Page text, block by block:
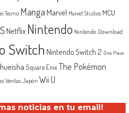
Tecmo MangaMarvel Marvel Studios MCU
Netflix Nintendo Nintendo Download
Switch Nintendo Switch 2 One Piece
Square EnixThe Pokémon
Ventas Japón Wii U
noticias en tu email!